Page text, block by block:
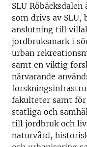
SLU
som drivs av SLU,
anslutning till
jordbruksmark i
urban
samt en viktig
närvarande
fakulteter samt för
statliga och
till jordbruk och
naturvård,